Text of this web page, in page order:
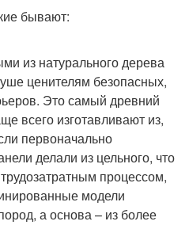
бывают:
из натурального дерева
ценителям безопасных,
Это самый древний
всего изготавливают из,
первоначально
делали из цельного, что
процессом,
модели
а основа – из более